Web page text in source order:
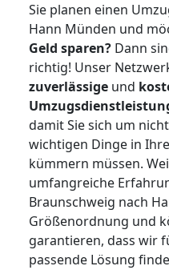
Sie planen einen
Hann Münden und
Geld sparen? Dann
richtig! Unser
zuverlässige und
damit Sie sich um
wichtigen Dinge in
kümmern müssen.
umfangreiche
Braunschweig nach
Größenordnung und
garantieren, dass wir
passende Lösung